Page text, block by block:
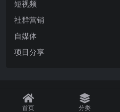
短视频
社群营销
自媒体
项目分享
首页 分类